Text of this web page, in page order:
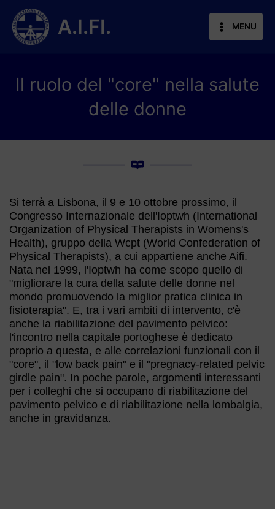
contenuto
A.I.FI. MENU
Il ruolo del "core" nella salute
delle donne
Si terrà a Lisbona, il 9 e 10 ottobre prossimo, il
Congresso Internazionale dell'Ioptwh (International
Organization of Physical Therapists in Womens's
Health), gruppo della Wcpt (World Confederation of
Physical Therapists), a cui appartiene anche Aifi.
Nata nel 1999, l'Ioptwh ha come scopo quello di
"migliorare la cura della salute delle donne nel
mondo promuovendo la miglior pratica clinica in
fisioterapia". E, tra i vari ambiti di intervento, c'è
anche la riabilitazione del pavimento pelvico:
l'incontro nella capitale portoghese è dedicato
proprio a questa, e alle correlazioni funzionali con il
"core", il "low back pain" e il "pregnacy-related pelvic
girdle pain". In poche parole, argomenti interessanti
per i colleghi che si occupano di riabilitazione del
pavimento pelvico e di riabilitazione nella lombalgia,
anche in gravidanza.